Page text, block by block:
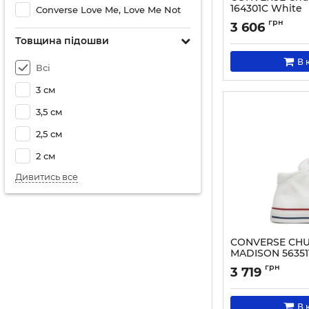
Converse Love Me, Love Me Not
Товщина підошви
Всі
3 см
3,5 см
2,5 см
2 см
Дивитись все
164301C White
Артикул:
3 606 грн
В
CONVERSE
MADISON
Артикул:
3 719 грн
В